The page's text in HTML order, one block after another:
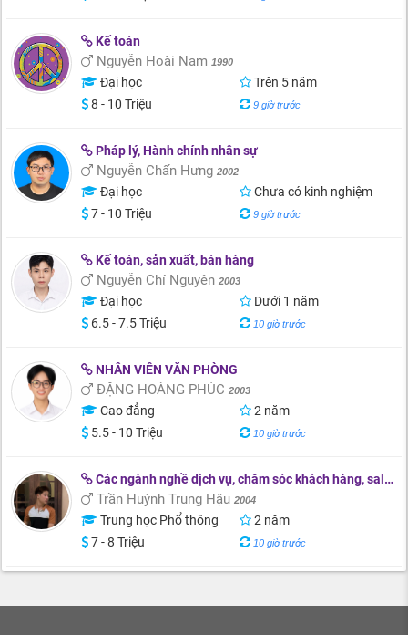
Kế toán
Nguyễn Hoài Nam 1990
Đại học
Trên 5 năm
8 - 10 Triệu
9 giờ trước
Pháp lý, Hành chính nhân sự
Nguyễn Chấn Hưng 2002
Đại học
Chưa có kinh nghiệm
7 - 10 Triệu
9 giờ trước
Kế toán, sản xuất, bán hàng
Nguyễn Chí Nguyên 2003
Đại học
Dưới 1 năm
6.5 - 7.5 Triệu
10 giờ trước
NHÂN VIÊN VĂN PHÒNG
ĐẶNG HOÀNG PHÚC 2003
Cao đẳng
2 năm
5.5 - 10 Triệu
10 giờ trước
Các ngành nghề dịch vụ, chăm sóc khách hàng, sale...
Trần Huỳnh Trung Hậu 2004
Trung học Phổ thông
2 năm
7 - 8 Triệu
10 giờ trước